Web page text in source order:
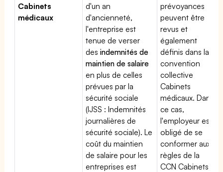
Cabinets
médicaux
d'un an
d'ancienneté,
l'entreprise est
tenue de verser
desindemnités de
maintien de salaire
en plus de celles
prévues par la
sécurité sociale
(IJSS : Indemnités
journalières de
sécurité sociale). Le
coût du maintien
de salaire pour les
entreprises est
prévoyances
peuvent être
revus et
également
définis dans la
convention
collective
Cabinets
médicaux. Dans
ce cas,
l'employeur est
obligé de se
conformer aux
règles de la
CCN Cabinets